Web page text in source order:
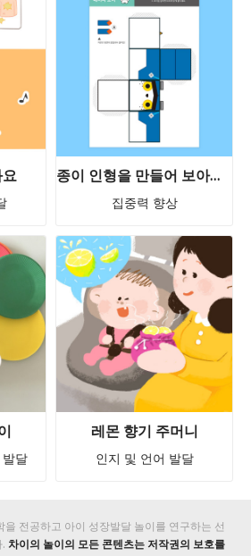
종이 인형을 만들어 보아요 - 페이퍼 토이 무료 활동지(1) 파란 강아지 만들기 ★ 차이의 놀이 무료 활동지 즉시 다운로드!
집중력 향상
달
레몬 향기 주머니
인지 및 언어 발달
전공하고 아이 성장발달 놀이를 연구하는 선
차이의 놀이의 모든 콘텐츠는 저작권의 보호를